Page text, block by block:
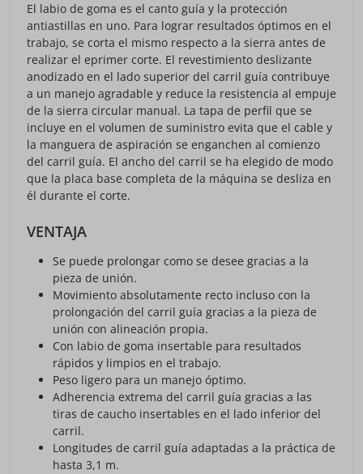
El labio de goma es el canto guía y la protección
antiastillas en uno. Para lograr resultados óptimos en el
trabajo, se corta el mismo respecto a la sierra antes de
realizar el eprimer corte. El revestimiento deslizante
anodizado en el lado superior del carril guía contribuye
a un manejo agradable y reduce la resistencia al empuje
de la sierra circular manual. La tapa de perfil que se
incluye en el volumen de suministro evita que el cable y
la manguera de aspiración se enganchen al comienzo
del carril guía. El ancho del carril se ha elegido de modo
que la placa base completa de la máquina se desliza en
él durante el corte.
VENTAJA
Se puede prolongar como se desee gracias a la
pieza de unión.
Movimiento absolutamente recto incluso con la
prolongación del carril guía gracias a la pieza de
unión con alineación propia.
Con labio de goma insertable para resultados
rápidos y limpios en el trabajo.
Peso ligero para un manejo óptimo.
Adherencia extrema del carril guía gracias a las
tiras de caucho insertables en el lado inferior del
carril.
Longitudes de carril guía adaptadas a la práctica de
hasta 3,1 m.